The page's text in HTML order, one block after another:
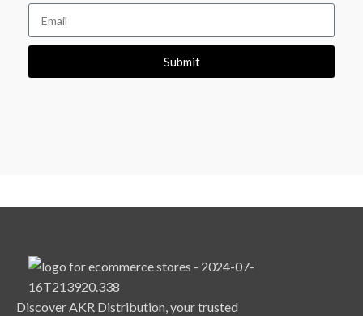
Submit
Discover AKR Distribution, your trusted